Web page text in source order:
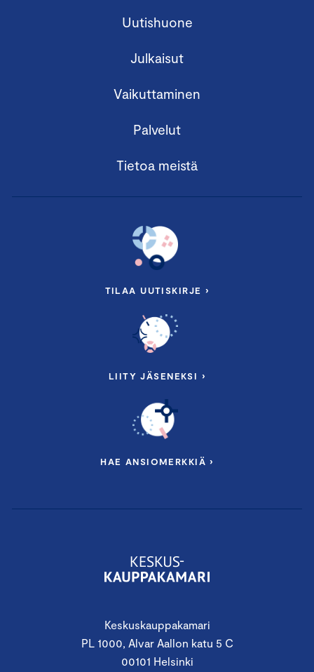
Keskuskauppakamari
PL 1000, Alvar Aallon katu 5 C
00101 Helsinki
Uutishuone
Julkaisut
Vaikuttaminen
Palvelut
Tietoa meistä
TILAA UUTISKIRJE ›
LIITY JÄSENEKSI ›
HAE ANSIOMERKKIÄ ›